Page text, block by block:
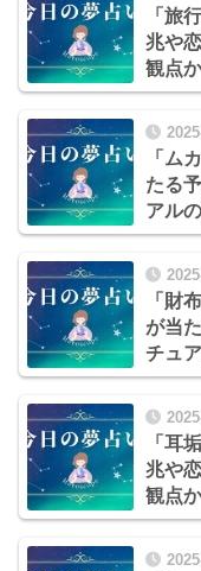
「旅
兆や
観点
「ム
たる
アル
「財
が当
チュ
「耳
兆や
観点